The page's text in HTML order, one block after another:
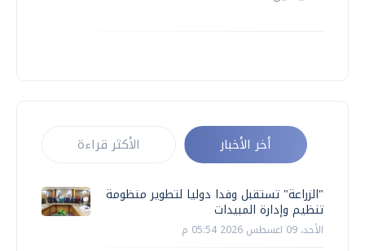
أخر الأخبار الأكثر قراءة
"الزراعة" تستقبل وفدا دوليا لتطوير منظومة
تنظيم وإدارة المبيدات
الأحد، 09 اغسطس 2026 05:54 م